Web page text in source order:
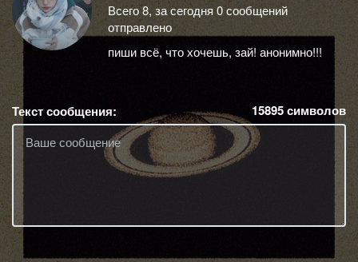
Всего 8, за сегодня 0 сообщений
отправлено
пиши всё, что хочешь, зай! анонимно!!!
Текст сообщения: 15895символов